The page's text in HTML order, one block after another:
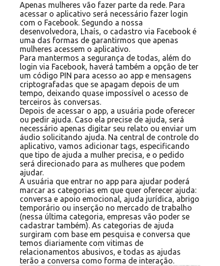
Apenas mulheres vão fazer parte da rede. Para
acessar o aplicativo será necessário fazer login
com o Facebook. Segundo a nossa
desenvolvedora, Lhaís, o cadastro via Facebook é
uma das formas de garantirmos que apenas
mulheres acessem o aplicativo.
Para mantermos a segurança de todas, além do
login via Facebook, haverá também a opção de ter
um código PIN para acesso ao app e mensagens
criptografadas que se apagam depois de um
tempo, deixando quase impossível o acesso de
terceiros às conversas.
Depois de acessar o app, a usuária pode oferecer
ou pedir ajuda. Caso ela precise de ajuda, será
necessário apenas digitar seu relato ou enviar um
áudio solicitando ajuda. Na central de controle do
aplicativo, vamos adicionar tags, especificando
que tipo de ajuda a mulher precisa, e o pedido
será direcionado para as mulheres que podem
ajudar.
A usuária que entrar no app para ajudar poderá
marcar as categorias em que quer oferecer ajuda:
conversa e apoio emocional, ajuda jurídica, abrigo
temporário ou inserção no mercado de trabalho
(nessa última categoria, empresas vão poder se
cadastrar também). As categorias de ajuda
surgiram com base em pesquisa e conversa que
temos diariamente com vitimas de
relacionamentos abusivos, e todas as ajudas
terão a conversa como forma de interação.